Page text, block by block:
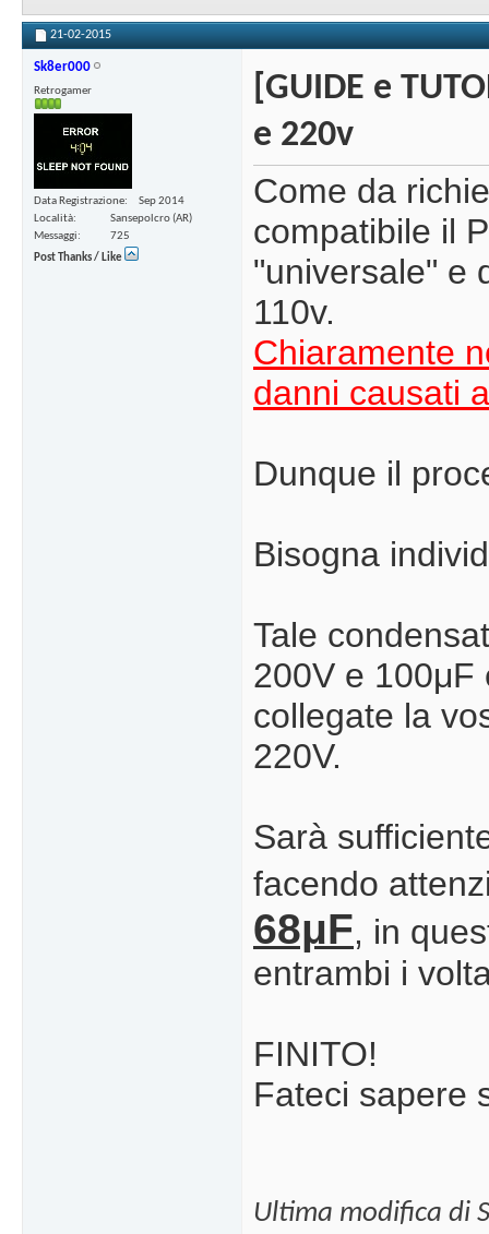
21-02-2015
Sk8er000
Retrogamer
Data Registrazione
Sep 2014
Località
Sansepolcro (AR)
Messaggi
725
Post Thanks / Like
[GUIDE e
e 220v
Come da
compatibile il
"universale" e
110v.
Chiaramente
danni causati
Dunque il
Bisogna
Tale
200V e 100μF
collegate la
220V.
Sarà
facendo
68μF, in
entrambi i
FINITO!
Fateci sapere
Ultima modifica di